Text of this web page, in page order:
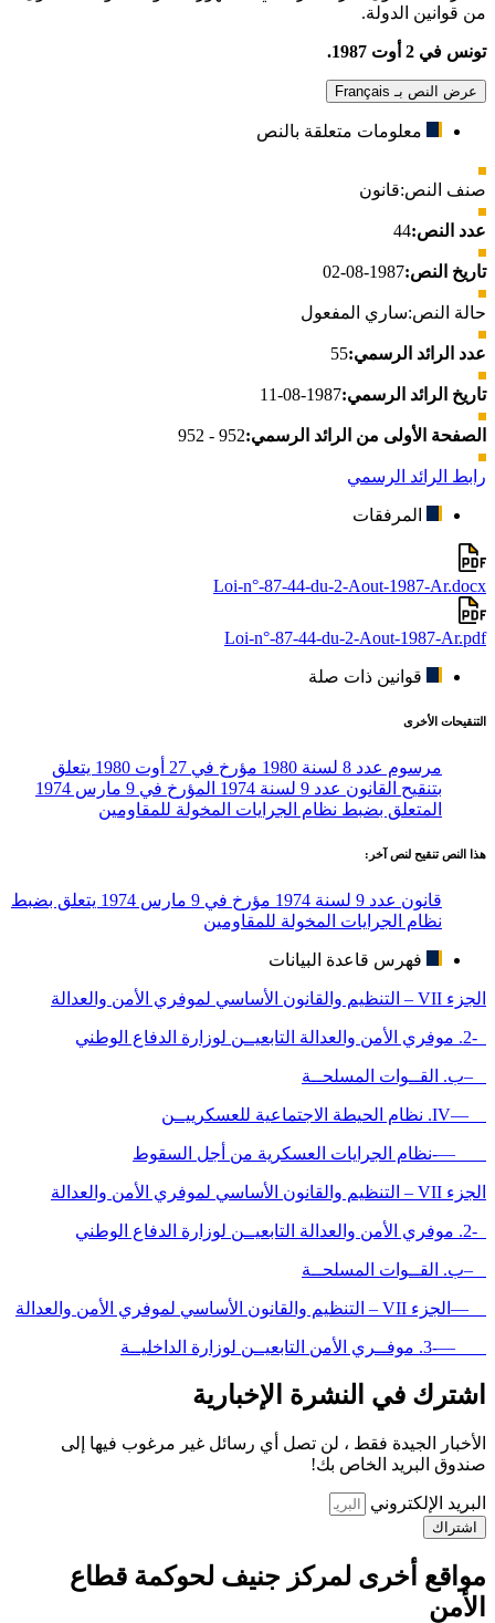
من قوانين الدولة.
تونس في 2 أوت 1987.
عرض النص بـ Français
معلومات متعلقة بالنص
صنف النص:قانون
عدد النص:44
تاريخ النص:1987-08-02
حالة النص:ساري المفعول
عدد الرائد الرسمي:55
تاريخ الرائد الرسمي:1987-08-11
الصفحة الأولى من الرائد الرسمي:952 - 952
رابط الرائد الرسمي
المرفقات
Loi-n°-87-44-du-2-Aout-1987-Ar.docx
Loi-n°-87-44-du-2-Aout-1987-Ar.pdf
قوانين ذات صلة
التنقيحات الأخرى
مرسوم عدد 8 لسنة 1980 مؤرخ في 27 أوت 1980 يتعلق
بتنقيح القانون عدد 9 لسنة 1974 المؤرخ في 9 مارس 1974
المتعلق بضبط نظام الجرايات المخولة للمقاومين
هذا النص تنقيح لنص آخر:
قانون عدد 9 لسنة 1974 مؤرخ في 9 مارس 1974 يتعلق بضبط
نظام الجرايات المخولة للمقاومين
فهرس قاعدة البيانات
الجزء VII – التنظيم والقانون الأساسي لموفري الأمن والعدالة
-2. موفري الأمن والعدالة التابعيــن لوزارة الدفاع الوطني
–ب. القــوات المسلحــة
—IV. نظام الحيطة الاجتماعية للعسكرييــن
—-نظام الجرايات العسكرية من أجل السقوط
الجزء VII – التنظيم والقانون الأساسي لموفري الأمن والعدالة
-2. موفري الأمن والعدالة التابعيــن لوزارة الدفاع الوطني
–ب. القــوات المسلحــة
—الجزء VII – التنظيم والقانون الأساسي لموفري الأمن والعدالة
—-3. موفــري الأمن التابعيــن لوزارة الداخليــة
اشترك في النشرة الإخبارية
الأخبار الجيدة فقط ، لن تصل أي رسائل غير مرغوب فيها إلى
صندوق البريد الخاص بك!
البريد الإلكتروني
اشتراك
مواقع أخرى لمركز جنيف لحوكمة قطاع
الأمن